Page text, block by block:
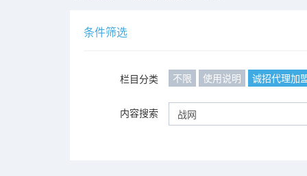
条件筛选
栏目分类 不限 使用说明 诚招代理加
内容搜索